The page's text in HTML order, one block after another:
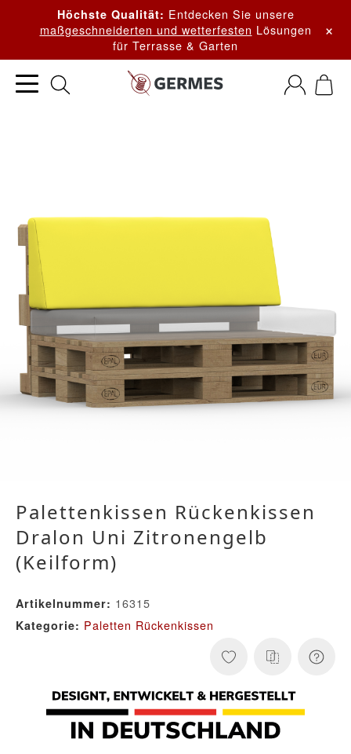
Höchste Qualität: Entdecken Sie unsere
maßgeschneiderten und wetterfesten Lösungen
für Terrasse & Garten
×
Palettenkissen Rückenkissen
Dralon Uni Zitronengelb
(Keilform)
Artikelnummer: 16315
Kategorie: Paletten Rückenkissen